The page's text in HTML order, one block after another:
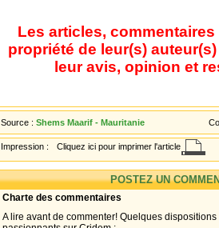
Les articles,
propriété de leur(s)
leur avis, opinion et
Source : Shems Maarif - Mauritanie
Impression : Cliquez ici pour imprimer l'article
POSTEZ UN
Charte des commentaires
A lire avant de commenter! Quelques